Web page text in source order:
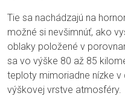
Tie sa nachádzajú na
možné si nevšimnúť, ako
oblaky položené v
sa vo výške 80 až 85
teploty mimoriadne nízke v
výškovej vrstve atmosféry.